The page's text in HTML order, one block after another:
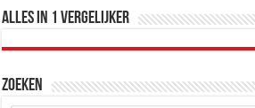
Alles in 1 Vergelijker
Zoeken